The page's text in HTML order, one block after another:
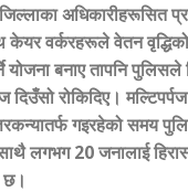
अधिकारीहरूसित
केयर वर्करहरूले वेतन वृद्धिको
योजना बनाए तापनि पुलिसले
रोकिदिए।
गइरहेको समय
लगभग 20 जनालाई
छ।